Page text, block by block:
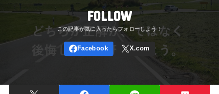
FOLLOW